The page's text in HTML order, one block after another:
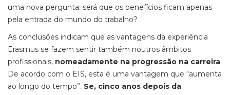
uma nova pergunta: será que os benefícios ficam apenas
pela entrada do mundo do trabalho?
As conclusões indicam que as vantagens da experiência
Erasmus se fazem sentir também noutros âmbitos
profissionais, nomeadamente na progressão na carreira.
De acordo com o EIS, esta é uma vantagem que “aumenta
ao longo do tempo”. Se, cinco anos depois da